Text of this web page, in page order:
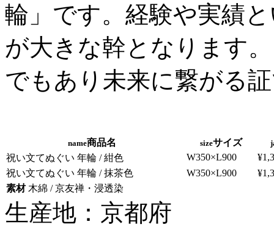
輪」です。経験や実績
が大きな幹となります
でもあり未来に繋がる
name商品名 sizeサイズ
祝い文てぬぐい 年輪 / 紺色 W350×L900
祝い文てぬぐい 年輪 / 抹茶色
W350×L900
素材 木綿 / 京友禅・浸透染
生産地：京都府